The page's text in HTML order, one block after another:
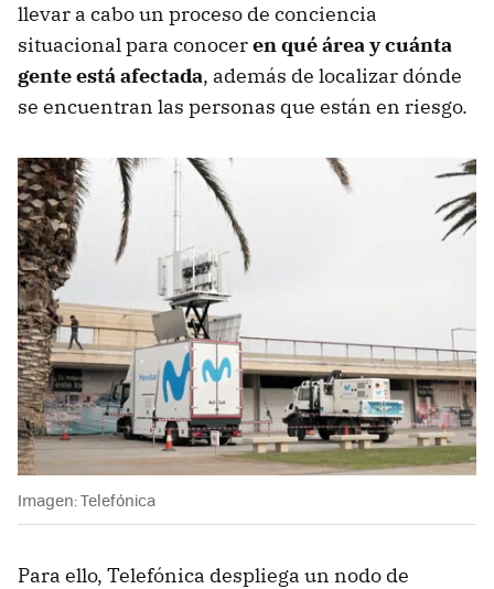
llevar a cabo un proceso de conciencia
situacional para conoceren qué área y cuánta
gente está afectada, además de localizar dónde
se encuentran las personas que están en riesgo.
Imagen: Telefónica
Para ello, Telefónica despliega un nodo de